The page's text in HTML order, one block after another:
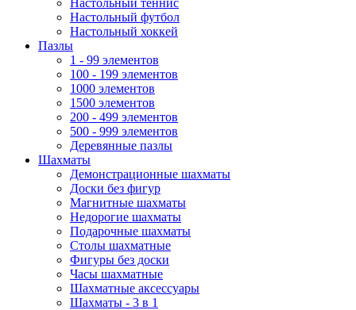
Настольный теннис
Настольный футбол
Настольный хоккей
Пазлы
1 - 99 элементов
100 - 199 элементов
1000 элементов
1500 элементов
200 - 499 элементов
500 - 999 элементов
Деревянные пазлы
Шахматы
Демонстрационные шахматы
Доски без фигур
Магнитные шахматы
Недорогие шахматы
Подарочные шахматы
Столы шахматные
Фигуры без доски
Часы шахматные
Шахматные аксессуары
Шахматы - 3 в 1